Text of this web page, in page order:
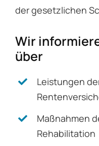
der gesetzlichen
Wir
über
Leistungen
Maßnahmen
Rehabilitation